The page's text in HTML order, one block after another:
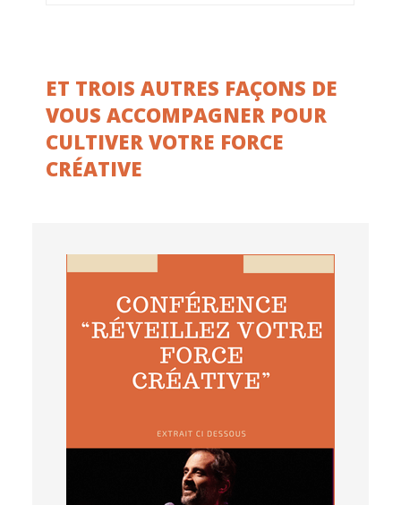
ET TROIS AUTRES FAÇONS DE
VOUS ACCOMPAGNER POUR
CULTIVER VOTRE FORCE
CRÉATIVE